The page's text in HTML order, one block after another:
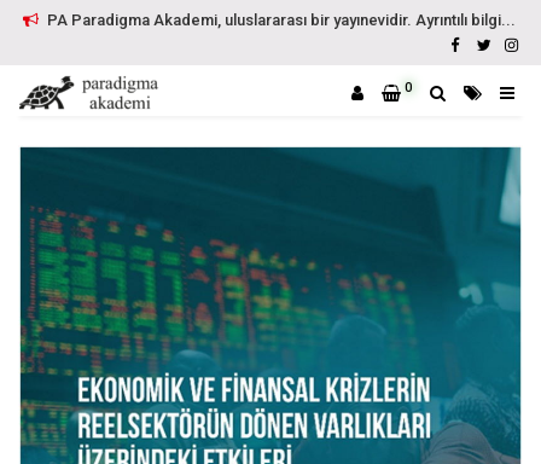
PA Paradigma Akademi, uluslararası bir yayınevidir. Ayrıntılı bilgi...
0